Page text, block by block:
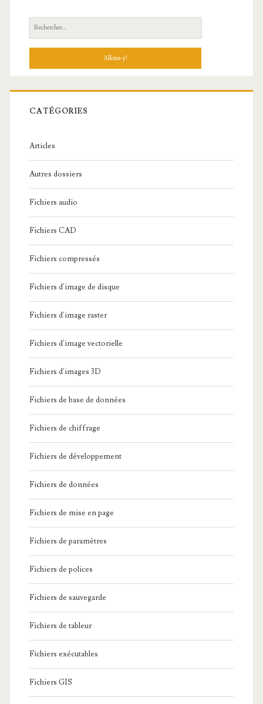
R
e
h
r
c
:
CATÉGORIES
Articles
Autres dossiers
Fichiers audio
Fichiers CAD
Fichiers compressés
Fichiers d'image de disque
Fichiers d'image raster
Fichiers d'image vectorielle
Fichiers d'images 3D
Fichiers de base de données
Fichiers de chiffrage
Fichiers de développement
Fichiers de données
Fichiers de mise en page
Fichiers de paramètres
Fichiers de polices
Fichiers de sauvegarde
Fichiers de tableur
Fichiers exécutables
Fichiers GIS